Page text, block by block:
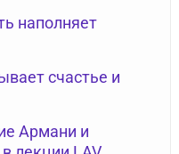
наполняет
счастье и
Армани и